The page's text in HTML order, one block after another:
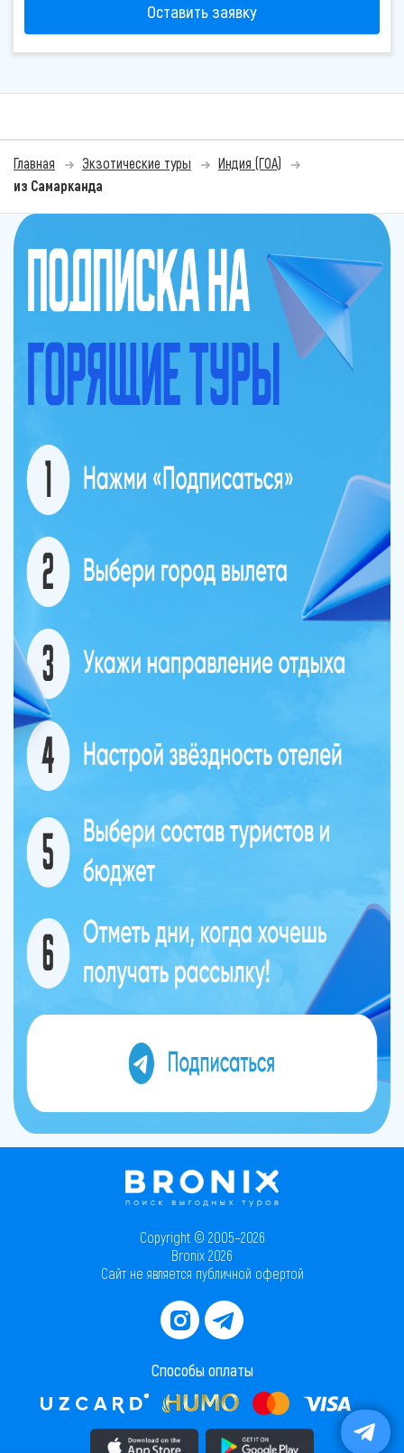
Оставить заявку
Главная Экзотические туры
Индия (ГОА)
из Самарканда
Copyright © 2005–2026
Bronix 2026
Сайт не является публичной офертой
Способы оплаты
Скачать приложение в AppStore Скачать приложение в PlayMarket